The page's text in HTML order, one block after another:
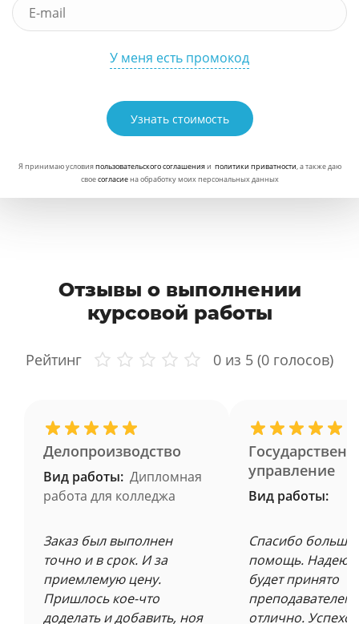
У меня есть промокод
Узнать стоимость
Я принимаю условияпользовательского соглашенияи политики приватности, а также даю
своесогласиена обработку моих персональных данных
Отзывы о выполнении
курсовой работы
Рейтинг 0 из 5 (0 голосов)
Делопроизводство
Вид работы: Дипломная
работа для колледжа
Заказ был выполнен
точно и в срок. И за
приемлемую цену.
Пришлось кое-что
доделать и добавить, ноя
управление
Вид работы:
Спасибо
помощь.
будет принято
преподавателем
отлично.